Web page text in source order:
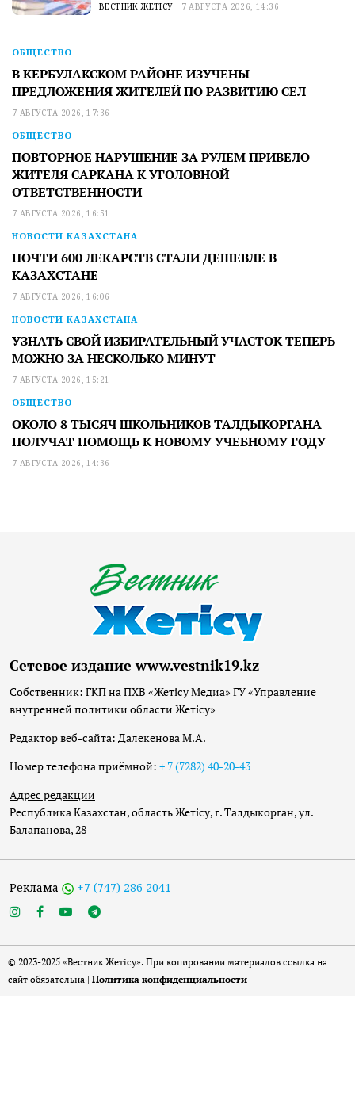
ВЕСТНИК ЖЕТІСУ 7 АВГУСТА 2026, 14:36
ОБЩЕСТВО
В КЕРБУЛАКСКОМ РАЙОНЕ ИЗУЧЕНЫ
ПРЕДЛОЖЕНИЯ ЖИТЕЛЕЙ ПО РАЗВИТИЮ СЕЛ
7 АВГУСТА 2026, 17:36
ОБЩЕСТВО
ПОВТОРНОЕ НАРУШЕНИЕ ЗА РУЛЕМ ПРИВЕЛО
ЖИТЕЛЯ САРКАНА К УГОЛОВНОЙ
ОТВЕТСТВЕННОСТИ
7 АВГУСТА 2026, 16:51
НОВОСТИ КАЗАХСТАНА
ПОЧТИ 600 ЛЕКАРСТВ СТАЛИ ДЕШЕВЛЕ В
КАЗАХСТАНЕ
7 АВГУСТА 2026, 16:06
НОВОСТИ КАЗАХСТАНА
УЗНАТЬ СВОЙ ИЗБИРАТЕЛЬНЫЙ УЧАСТОК ТЕПЕРЬ
МОЖНО ЗА НЕСКОЛЬКО МИНУТ
7 АВГУСТА 2026, 15:21
ОБЩЕСТВО
ОКОЛО 8 ТЫСЯЧ ШКОЛЬНИКОВ ТАЛДЫКОРГАНА
ПОЛУЧАТ ПОМОЩЬ К НОВОМУ УЧЕБНОМУ ГОДУ
7 АВГУСТА 2026, 14:36
Сетевое издание www.vestnik19.kz
Собственник: ГКП на ПХВ «Жетісу Медиа» ГУ «Управление
внутренней политики области Жетісу»
Редактор веб-сайта: Далекенова М.А.
Номер телефона приёмной: + 7 (7282) 40-20-43
Адрес редакции
Республика Казахстан, область Жетісу, г. Талдыкорган, ул.
Балапанова, 28
Реклама +7 (747) 286 2041
© 2023-2025 «Вестник Жетісу». При копировании материалов ссылка на
сайт обязательна | Политика конфиденциальности